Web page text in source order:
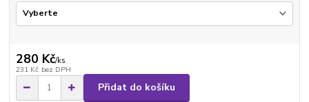
280 Kč/ks
231 Kč bez DPH
Přidat do košíku